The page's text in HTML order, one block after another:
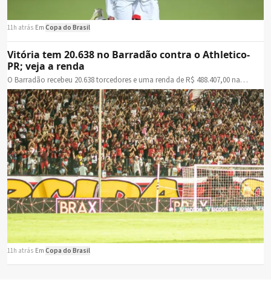
11h atrás Em Copa do Brasil
Vitória tem 20.638 no Barradão contra o Athletico-
PR; veja a renda
O Barradão recebeu 20.638 torcedores e uma renda de R$ 488.407,00 na…
11h atrás Em Copa do Brasil